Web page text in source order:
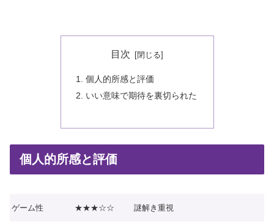
目次
個人的所感と評価
いい意味で期待を裏切られた
個人的所感と評価
ゲーム性 ★★★☆☆ 謎解き重視